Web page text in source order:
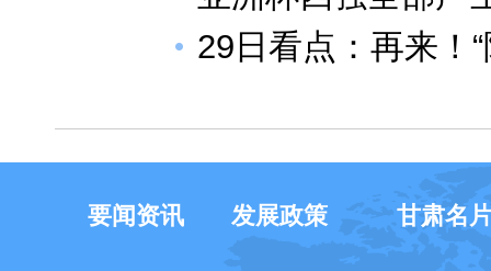
29日看点：再来！
要闻资讯 发展政策 甘肃名